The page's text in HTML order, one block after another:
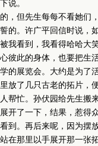
说。
但先生每每不看她们
的。许广平回信时说，
我看到，我看得哈哈大笑
此的身体，也要把生
的展览会。大约是为了
放了几只古老的拓片，
帮忙。孙伏园给先生搬
开了一下，结果，惹得
到。再后来呢，因为摆
在那里以手展开那一张